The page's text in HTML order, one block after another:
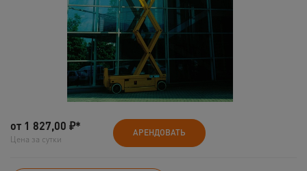
от 1 827,00 ₽*
Цена за сутки
АРЕНДОВАТЬ